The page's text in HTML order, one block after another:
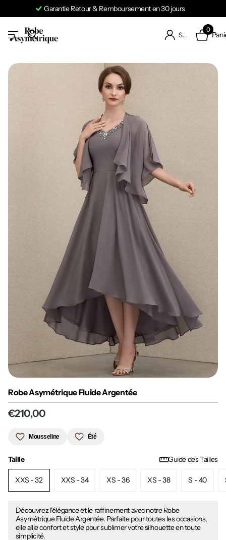
Garantie Retour & Remboursement en 30 jours
S'identifier
0
Robe Asymétrique Fluide Argentée
€210,00
Mousseline Été
Taille Guide des Tailles
XXS - 32 XXS - 34 XS - 36 XS - 38 S - 40
Découvrez l'élégance et le raffinement avec notre Robe
Asymétrique Fluide Argentée. Parfaite pour toutes les occasions,
elle allie confort et style pour sublimer votre silhouette en toute
simplicité.